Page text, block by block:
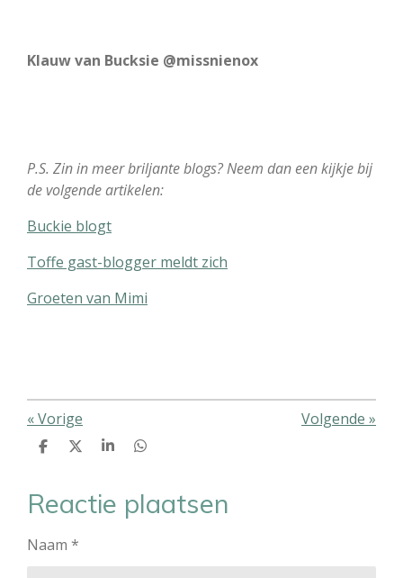
Klauw van Bucksie @missnienox
P.S. Zin in meer briljante blogs? Neem dan een kijkje bij
de volgende artikelen:
Buckie blogt
Toffe gast-blogger meldt zich
Groeten van Mimi
«Vorige Volgende »
D
e
n
D
S
e
D
e
n
Reactie plaatsen
Naam *